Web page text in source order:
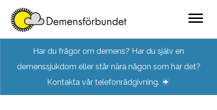
content
Har du frågor om demens? Har du själv en
demenssjukdom eller står nära någon som har det?
Kontakta vår telefonrådgivning.